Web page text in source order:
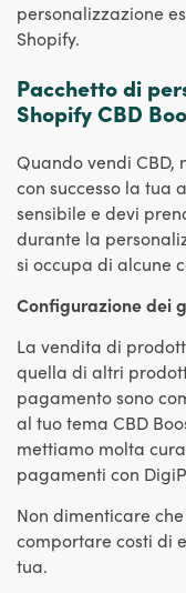
personalizzazione
Shopify.
Pacchetto di
Shopify CBD
Quando vendi CBD,
con successo la tua
sensibile e devi
durante la
si occupa di alcune
Configurazione dei
La vendita di
quella di altri
pagamento sono
al tuo tema CBD
mettiamo molta
pagamenti con
Non dimenticare
comportare costi di
tua.